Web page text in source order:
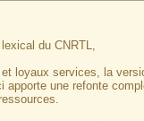
du CNRTL,
loyaux services, la
apporte une refonte